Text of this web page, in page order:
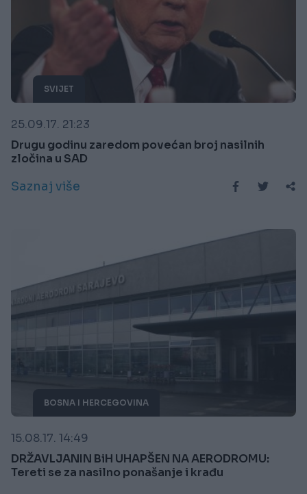
SVIJET
25.09.17. 21:23
Drugu godinu zaredom povećan broj nasilnih
zločina u SAD
Saznaj više
BOSNA I HERCEGOVINA
15.08.17. 14:49
DRŽAVLJANIN BiH UHAPŠEN NA AERODROMU:
Tereti se za nasilno ponašanje i krađu